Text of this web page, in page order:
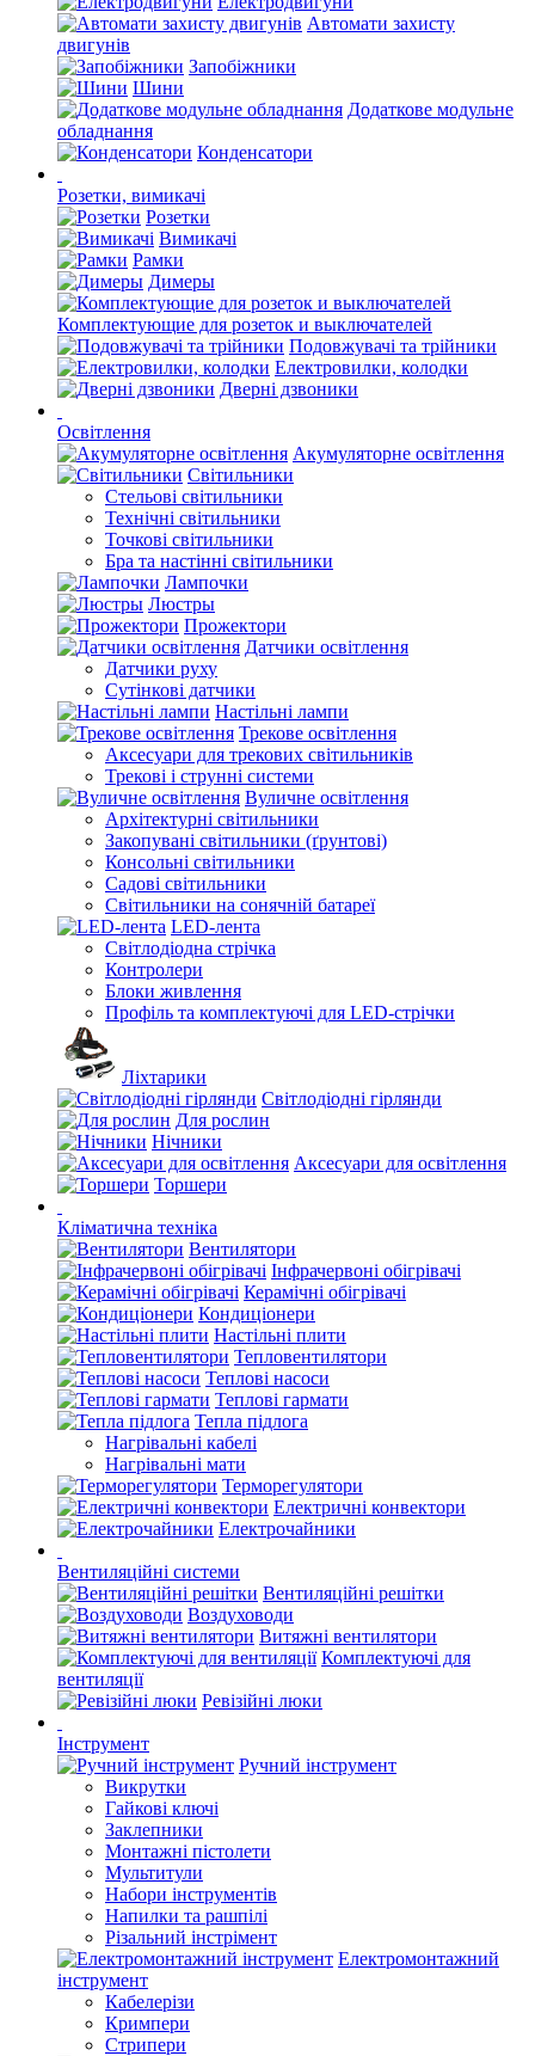
Автомати захисту
двигунів
Запобіжники
Шини
Додаткове модульне
обладнання
Конденсатори
Розетки, вимикачі
Розетки
Вимикачі
Рамки
Димеры
Комплектующие для розеток и выключателей
Подовжувачі та трійники
Електровилки, колодки
Дверні дзвоники
Освітлення
Акумуляторне освітлення
Світильники
Стельові світильники
Технічні світильники
Точкові світильники
Бра та настінні світильники
Лампочки
Люстры
Прожектори
Датчики освітлення
Датчики руху
Сутінкові датчики
Настільні лампи
Трекове освітлення
Аксесуари для трекових світильників
Трекові і струнні системи
Вуличне освітлення
Архітектурні світильники
Закопувані світильники (ґрунтові)
Консольні світильники
Садові світильники
Світильники на сонячній батареї
LED-лента
Світлодіодна стрічка
Контролери
Блоки живлення
Профіль та комплектуючі для LED-стрічки
Ліхтарики
Світлодіодні гірлянди
Для рослин
Нічники
Аксесуари для освітлення
Торшери
Кліматична техніка
Вентилятори
Інфрачервоні обігрівачі
Керамічні обігрівачі
Кондиціонери
Настільні плити
Тепловентилятори
Теплові насоси
Теплові гармати
Тепла підлога
Нагрівальні кабелі
Нагрівальні мати
Терморегулятори
Електричні конвектори
Електрочайники
Вентиляційні системи
Вентиляційні решітки
Воздуховоди
Витяжні вентилятори
Комплектуючі для
вентиляції
Ревізійні люки
Інструмент
Ручний інструмент
Викрутки
Гайкові ключі
Заклепники
Монтажні пістолети
Мультитули
Набори інструментів
Напилки та рашпілі
Різальний інстрімент
Електромонтажний
інструмент
Кабелерізи
Кримпери
Стрипери